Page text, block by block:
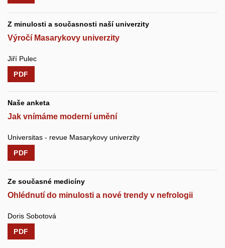
Z minulosti a současnosti naší univerzity
Výročí Masarykovy univerzity
Jiří Pulec
PDF
Naše anketa
Jak vnímáme moderní umění
Universitas - revue Masarykovy univerzity
PDF
Ze současné medicíny
Ohlédnutí do minulosti a nové trendy v nefrologii
Doris Sobotová
PDF